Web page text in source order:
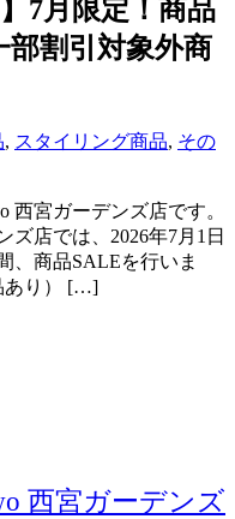
7月限定！商品
割引対象外商
, スタイリング商品, その
西宮ガーデンズ店です。
ズ店では、2026年7月1日
、商品SALEを行いま
あり） […]
西宮ガーデンズ